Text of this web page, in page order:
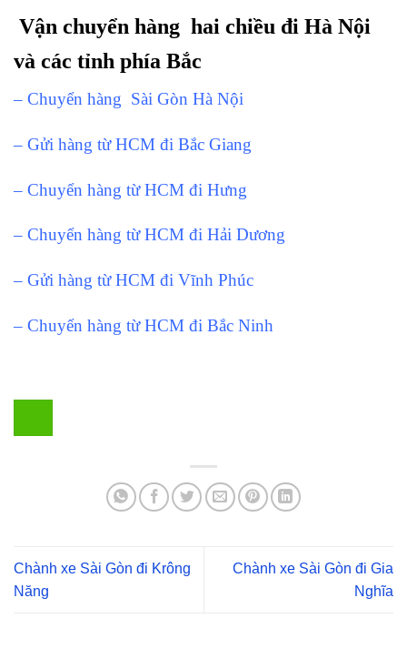
Vận chuyển hàng hai chiều đi Hà Nội
và các tỉnh phía Bắc
– Chuyển hàng Sài Gòn Hà Nội
– Gửi hàng từ HCM đi Bắc Giang
– Chuyển hàng từ HCM đi Hưng
– Chuyển hàng từ HCM đi Hải Dương
– Gửi hàng từ HCM đi Vĩnh Phúc
– Chuyển hàng từ HCM đi Bắc Ninh
Chành xe Sài Gòn đi Krông
Năng
Chành xe Sài Gòn đi Gia
Nghĩa